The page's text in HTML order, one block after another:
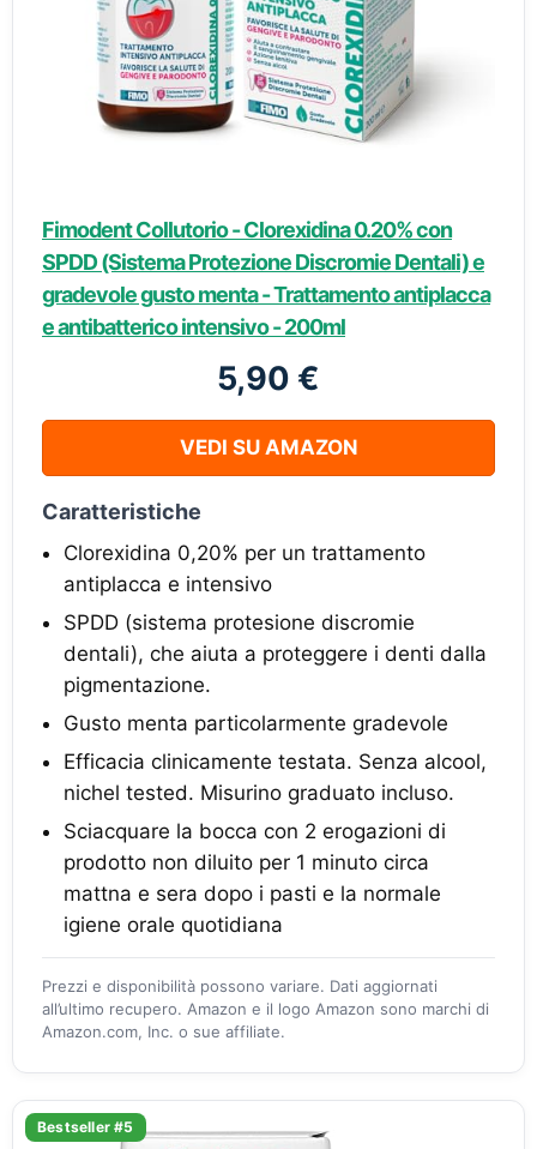
Fimodent Collutorio - Clorexidina 0.20% con
SPDD (Sistema Protezione Discromie Dentali) e
gradevole gusto menta - Trattamento antiplacca
e antibatterico intensivo - 200ml
5,90 €
VEDI SU AMAZON
Caratteristiche
Clorexidina 0,20% per un trattamento
antiplacca e intensivo
SPDD (sistema protesione discromie
dentali), che aiuta a proteggere i denti dalla
pigmentazione.
Gusto menta particolarmente gradevole
Efficacia clinicamente testata. Senza alcool,
nichel tested. Misurino graduato incluso.
Sciacquare la bocca con 2 erogazioni di
prodotto non diluito per 1 minuto circa
mattna e sera dopo i pasti e la normale
igiene orale quotidiana
Prezzi e disponibilità possono variare. Dati aggiornati
all’ultimo recupero. Amazon e il logo Amazon sono marchi di
Amazon.com, Inc. o sue affiliate.
Bestseller #5